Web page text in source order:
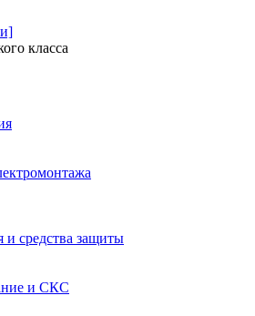
класса
и средства защиты
и СКС